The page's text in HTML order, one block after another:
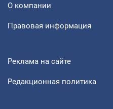
О компании
Правовая информация
Реклама на сайте
Редакционная политика